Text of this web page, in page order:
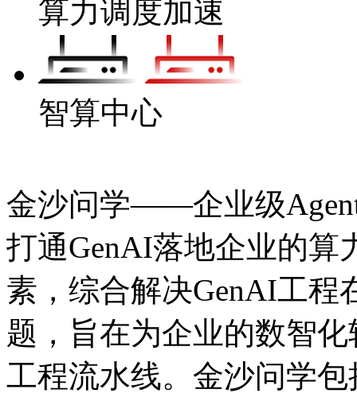
算力调度加速
智算中心
金沙问学——企业级
打通GenAI落地企业的算力
素，综合解决GenAI工程在
题，旨在为企业的数
工程流水线。金沙问学包